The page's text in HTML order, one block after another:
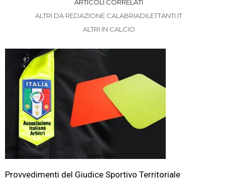
ARTICOLI CORRELATI
ALTRI DA REDAZIONE CALABRIADILETTANTI.IT
ALTRI IN CALCIO
Provvedimenti del Giudice Sportivo Territoriale